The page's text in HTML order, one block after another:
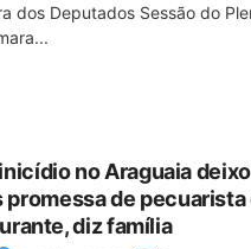
dos Deputados Sessão do
no Araguaia
promessa de pecuarista
diz família